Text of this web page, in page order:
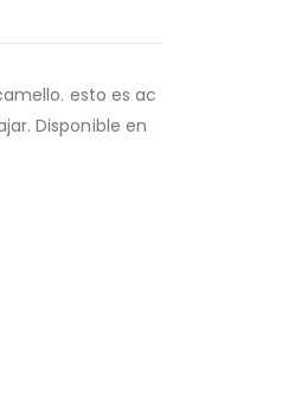
esto es ac
Disponible en